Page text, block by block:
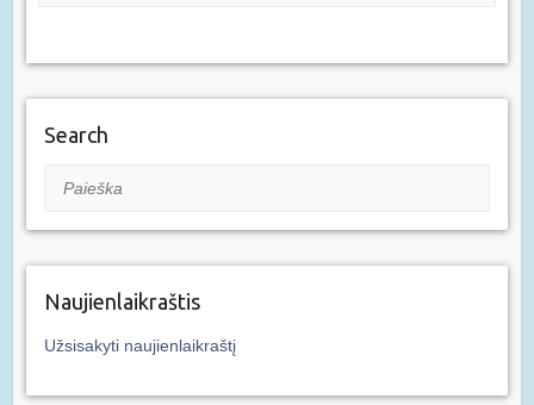
Search
Paieška
Naujienlaikraštis
Užsisakyti naujienlaikraštį